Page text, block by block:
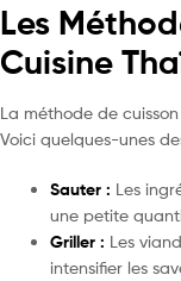
Les
Cuisine
La méthode de
Voici quelques-unes
Sauter : Les
une petite
Griller : Les
intensifier les